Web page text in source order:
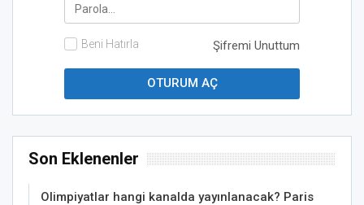
Şifremi Unuttum
Beni Hatırla
Son Eklenenler
Olimpiyatlar hangi kanalda yayınlanacak? Paris